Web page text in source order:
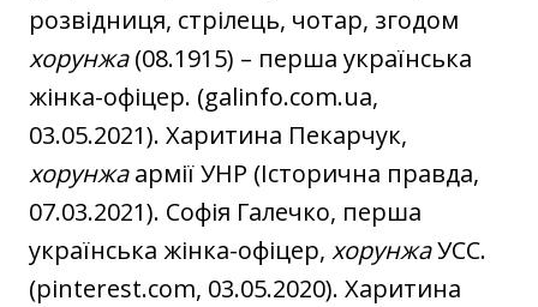
розвідниця, стрілець, чотар, згодом
хорунжа(08.1915) – перша українська
жінка-офіцер. (galinfo.com.ua,
03.05.2021). Харитина Пекарчук,
хорунжаармії УНР (Історична правда,
07.03.2021). Софія Галечко, перша
українська жінка-офіцер, хорунжаУСС.
(pinterest.com, 03.05.2020). Харитина